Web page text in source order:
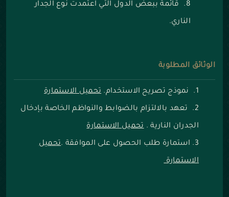
قائمة ببعض الدول التي اعتمدت نوع الجدار
الناري.
الوثائق المطلوبة
نموذج تصريح الاستخدام.تحميل الاستمارة
تعهد بالالتزام بالضوابط والنواظم الخاصة بإدخال
الجدران النارية .تحميل الاستمارة
استمارة طلب الحصول على الموافقة .تحميل
الاستمارة